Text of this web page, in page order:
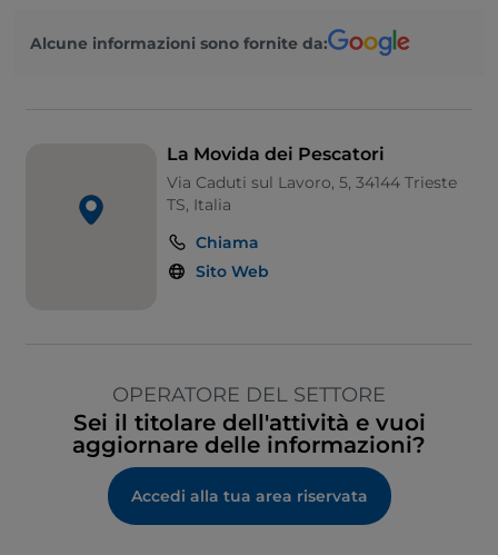
Alcune informazioni sono fornite da:
La Movida dei Pescatori
Via Caduti sul Lavoro, 5, 34144 Trieste
TS, Italia
Chiama
Sito Web
OPERATORE DEL SETTORE
Sei il titolare dell'attività e vuoi
aggiornare delle informazioni?
Accedi alla tua area riservata